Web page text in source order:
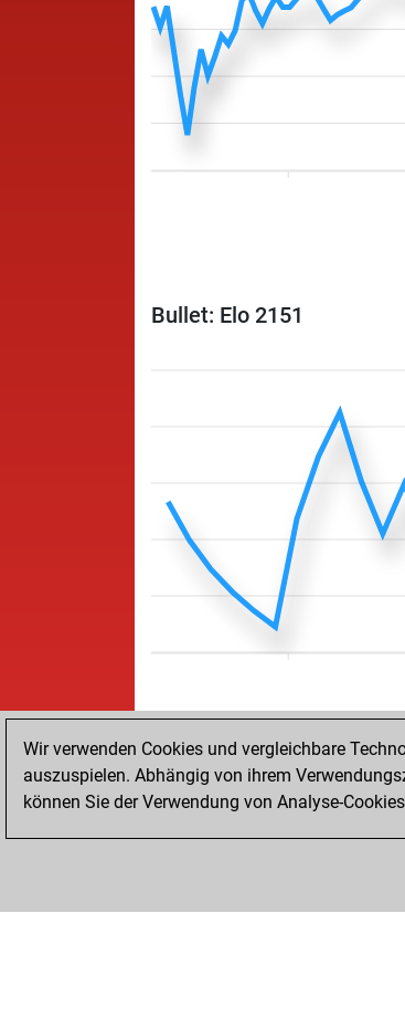
Bullet: Elo 2151
STARTSEITE
Wir verwenden Cookies und vergleichbare
auszuspielen. Abhängig von ihrem
können Sie der Verwendung von Analyse-